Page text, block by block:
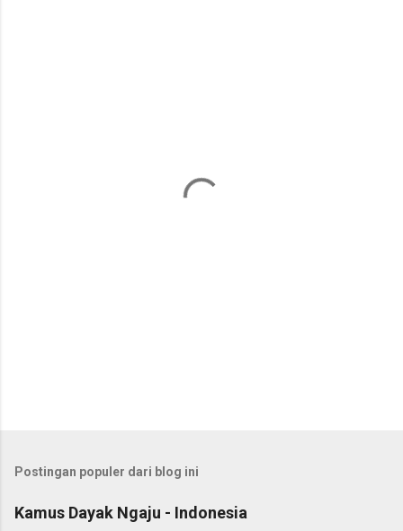
Postingan populer dari blog ini
Kamus Dayak Ngaju - Indonesia